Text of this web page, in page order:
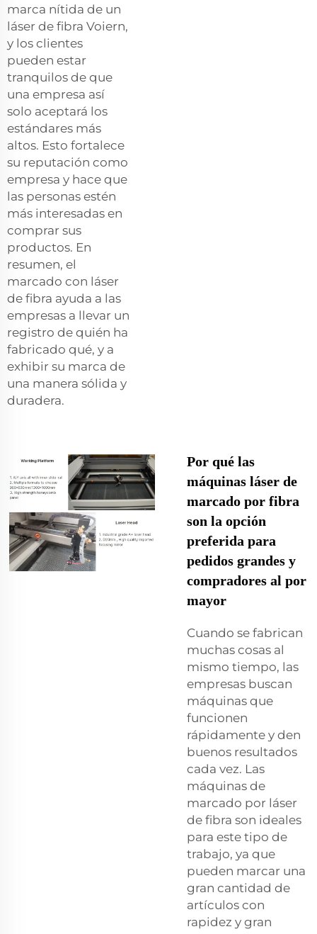
marca nítida de un
láser de fibra Voiern,
y los clientes
pueden estar
tranquilos de que
una empresa así
solo aceptará los
estándares más
altos. Esto fortalece
su reputación como
empresa y hace que
las personas estén
más interesadas en
comprar sus
productos. En
resumen, el
marcado con láser
de fibra ayuda a las
empresas a llevar un
registro de quién ha
fabricado qué, y a
exhibir su marca de
una manera sólida y
duradera.
Por qué las
máquinas láser de
marcado por fibra
son la opción
preferida para
pedidos grandes y
compradores al por
mayor
Cuando se fabrican
muchas cosas al
mismo tiempo, las
empresas buscan
máquinas que
funcionen
rápidamente y den
buenos resultados
cada vez. Las
máquinas de
marcado por láser
de fibra son ideales
para este tipo de
trabajo, ya que
pueden marcar una
gran cantidad de
artículos con
rapidez y gran